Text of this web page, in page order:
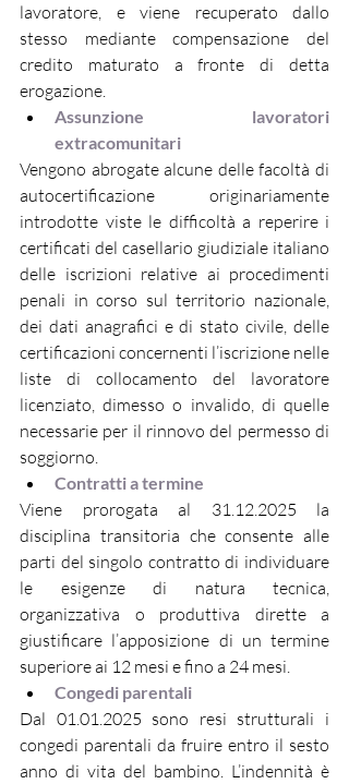
lavoratore, e viene recuperato dallo
stesso mediante compensazione del
credito maturato a fronte di detta
erogazione.
Assunzione lavoratori
extracomunitari
Vengono abrogate alcune delle facoltà di
autocertificazione originariamente
introdotte viste le difficoltà a reperire i
certificati del casellario giudiziale italiano
delle iscrizioni relative ai procedimenti
penali in corso sul territorio nazionale,
dei dati anagrafici e di stato civile, delle
certificazioni concernenti l’iscrizione nelle
liste di collocamento del lavoratore
licenziato, dimesso o invalido, di quelle
necessarie per il rinnovo del permesso di
soggiorno.
Contratti a termine
Viene prorogata al 31.12.2025 la
disciplina transitoria che consente alle
parti del singolo contratto di individuare
le esigenze di natura tecnica,
organizzativa o produttiva dirette a
giustificare l’apposizione di un termine
superiore ai 12 mesi e fino a 24 mesi.
Congedi parentali
Dal 01.01.2025 sono resi strutturali i
congedi parentali da fruire entro il sesto
anno di vita del bambino. L’indennità è